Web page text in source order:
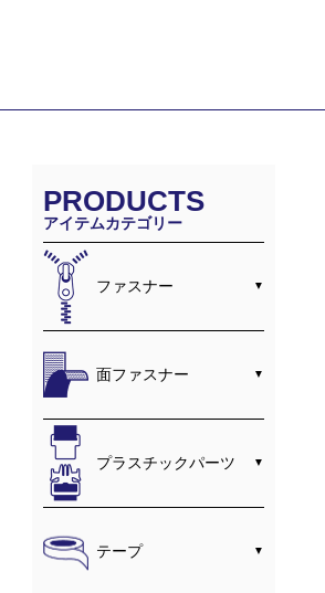
PRODUCTS
アイテムカテゴリー
ファスナー
面ファスナー
プラスチックパーツ
テープ